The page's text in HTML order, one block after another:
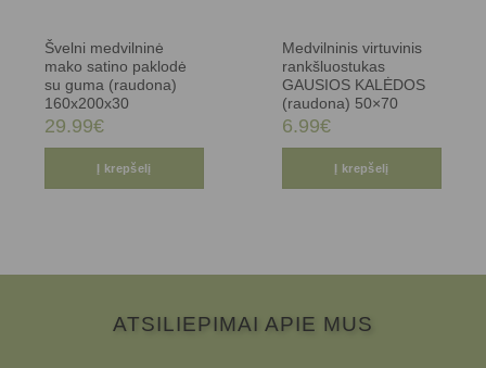
Švelni medvilninė
mako satino paklodė
su guma (raudona)
160x200x30
29.99€
Į krepšelį
Medvilninis virtuvinis
rankšluostukas
GAUSIOS KALĖDOS
(raudona) 50×70
6.99€
Į krepšelį
ATSILIEPIMAI APIE MUS